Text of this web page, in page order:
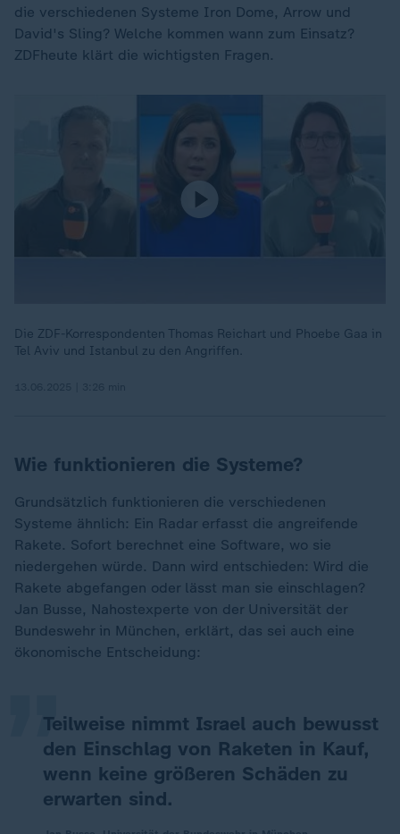
die verschiedenen Systeme Iron Dome, Arrow und
David's Sling? Welche kommen wann zum Einsatz?
ZDFheute klärt die wichtigsten Fragen.
Die ZDF-Korrespondenten Thomas Reichart und Phoebe Gaa in
Tel Aviv und Istanbul zu den Angriffen.
Wie funktionieren die Systeme?
Grundsätzlich funktionieren die verschiedenen
Systeme ähnlich: Ein Radar erfasst die angreifende
Rakete. Sofort berechnet eine Software, wo sie
niedergehen würde. Dann wird entschieden: Wird die
Rakete abgefangen oder lässt man sie einschlagen?
Jan Busse, Nahostexperte von der Universität der
Bundeswehr in München, erklärt, das sei auch eine
ökonomische Entscheidung:
Teilweise nimmt Israel auch bewusst
den Einschlag von Raketen in Kauf,
wenn keine größeren Schäden zu
erwarten sind.
„